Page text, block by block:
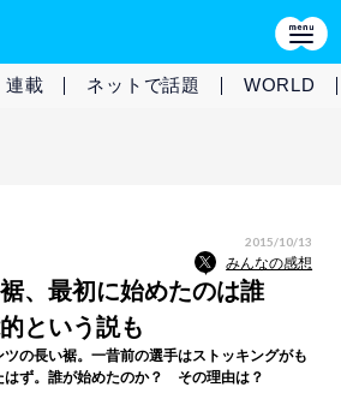
連載 ネットで話題 WORLD
2015/10/13
みんなの感想
、最初に始めたのは誰
という説も
の長い裾。一昔前の選手はストッキングがも
はず。誰が始めたのか？ その理由は？